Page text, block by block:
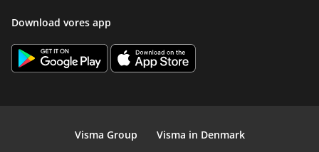
Download vores app
Visma Group Visma in Denmark